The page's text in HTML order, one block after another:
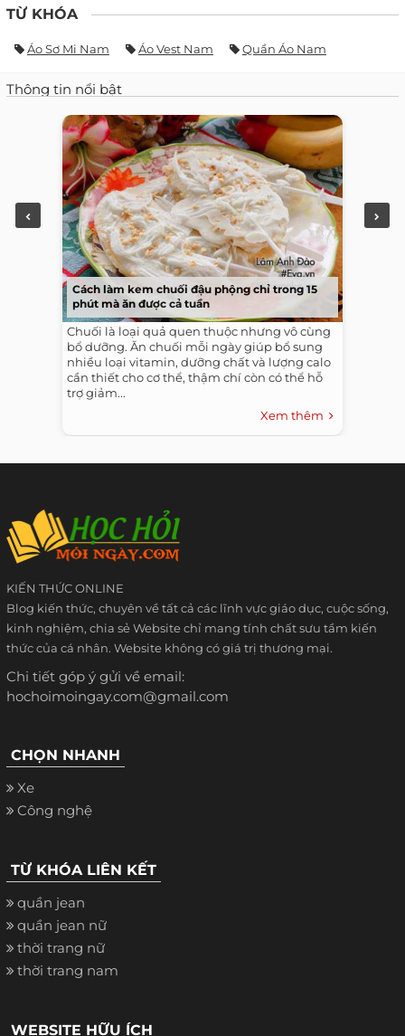
TỪ KHÓA
Áo Sơ Mi Nam Áo Vest Nam Quần Áo Nam
Thông tin nổi bật
Cách làm kem chuối đậu phộng chỉ trong 15
phút mà ăn được cả tuần
Chuối là loại quả quen thuộc nhưng vô cùng
bổ dưỡng. Ăn chuối mỗi ngày giúp bổ sung
nhiều loại vitamin, dưỡng chất và lượng calo
cần thiết cho cơ thể, thậm chí còn có thể hỗ
trợ giảm...
Xem thêm
KIẾN THỨC ONLINE
Blog kiến thức, chuyên về tất cả các lĩnh vực giáo dục, cuộc sống,
kinh nghiệm, chia sẻ Website chỉ mang tính chất sưu tầm kiến
thức của cá nhân. Website không có giá trị thương mại.
Chi tiết góp ý gửi về email:
hochoimoingay.com@gmail.com
CHỌN NHANH
Xe
Công nghệ
TỪ KHÓA LIÊN KẾT
quần jean
quần jean nữ
thời trang nữ
thời trang nam
WEBSITE HỮU ÍCH